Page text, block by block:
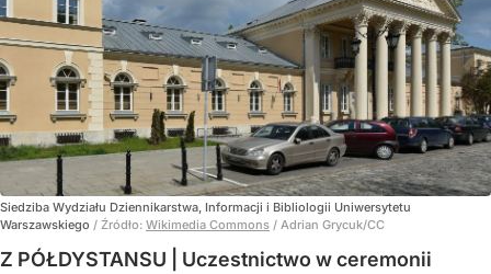
Siedziba Wydziału Dziennikarstwa, Informacji i Bibliologii Uniwersytetu
Warszawskiego / Źródło: Wikimedia Commons / Adrian Grycuk/CC
Z PÓŁDYSTANSU | Uczestnictwo w ceremonii